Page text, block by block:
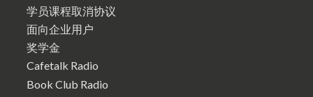
学员课程取消协议
面向企业用户
奖学金
Cafetalk Radio
Book Club Radio